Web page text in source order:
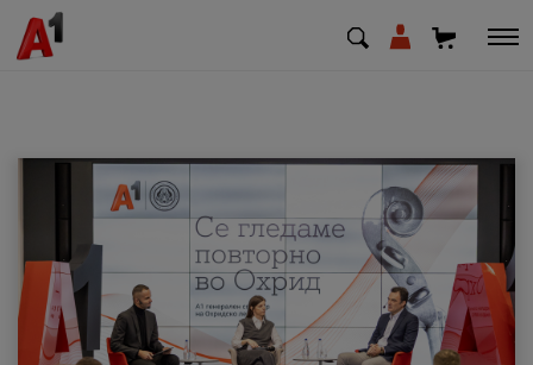
МК SQ
Приватни Деловни